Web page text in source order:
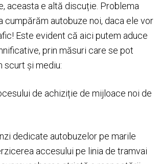
aceasta e altă discuție. Problema
cumpărăm autobuze noi, daca ele vor
Este evident că aici putem aduce
prin măsuri care se pot
scurt și mediu:
de achiziție de mijloace noi de
dedicate autobuzelor pe marile
accesului pe linia de tramvai